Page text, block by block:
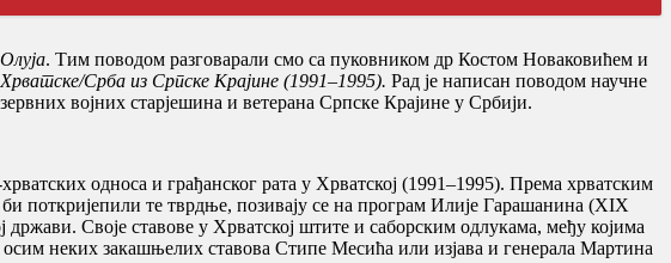
Олуја. Тим поводом разговарали смо са пуковником др Костом Новаковићем и
Срба из Српске Крајине (1991–1995). Рад је написан поводом научне
војних старјешина и ветерана Српске Крајине у Србији.
односа и грађанског рата у Хрватској (1991–1995). Према хрватским
поткријепили те тврдње, позивају се на програм Илије Гарашанина (XIX
Своје ставове у Хрватској штите и саборским одлукама, међу којима
неких закашњелих ставова Стипе Месића или изјава и генерала Мартина